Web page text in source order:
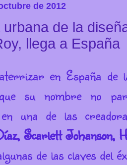
de 2012
urbana de la
llega a España
en España de
su nombre no
en una de las
Scarlett Johanson,
de las claves del